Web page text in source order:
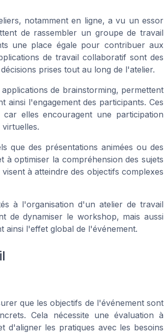
notamment en ligne, a vu un essor
de rassembler un groupe de travail
une place égale pour contribuer aux
de travail collaboratif sont des
prises tout au long de l'atelier.
de brainstorming, permettent
ainsi l'engagement des participants. Ces
elles encouragent une participation
que des présentations animées ou des
à optimiser la compréhension des sujets
à atteindre des objectifs complexes
à l'organisation d'un atelier de travail
de dynamiser le workshop, mais aussi
ainsi l'effet global de l'événement.
que les objectifs de l'événement sont
Cela nécessite une évaluation à
d'aligner les pratiques avec les besoins